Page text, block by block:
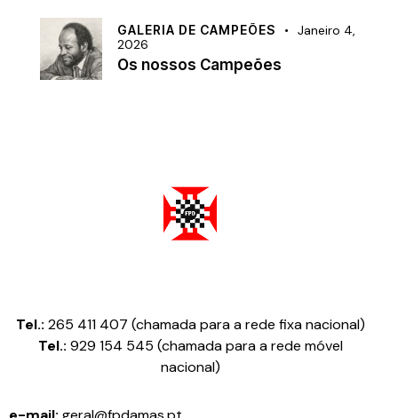
GALERIA DE CAMPEÕES
Janeiro 4,
2026
Os nossos Campeões
Tel.: 265 411 407 (chamada para a rede fixa nacional)
Tel.: 929 154 545 (chamada para a rede móvel
nacional)